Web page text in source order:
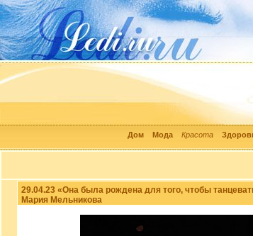
Дом Мода Красота
29.04.23 «Она была рождена для того, чтобы
Мария Мельникова